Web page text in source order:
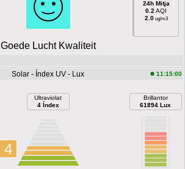
24h Mitja
0.2 AQI
2.0ug/m3
Goede Lucht Kwaliteit
Solar - Índex UV - Lux 11:15:00
Ultraviolat
4 Índex
4
Brillantor
61894 Lux